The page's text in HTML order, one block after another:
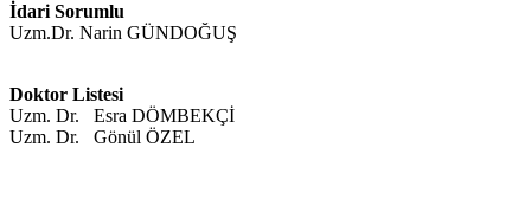
İdari Sorumlu
Uzm.Dr. Narin GÜNDOĞUŞ
Doktor Listesi
Uzm. Dr. Esra DÖMBEKÇİ
Uzm. Dr. Gönül ÖZEL